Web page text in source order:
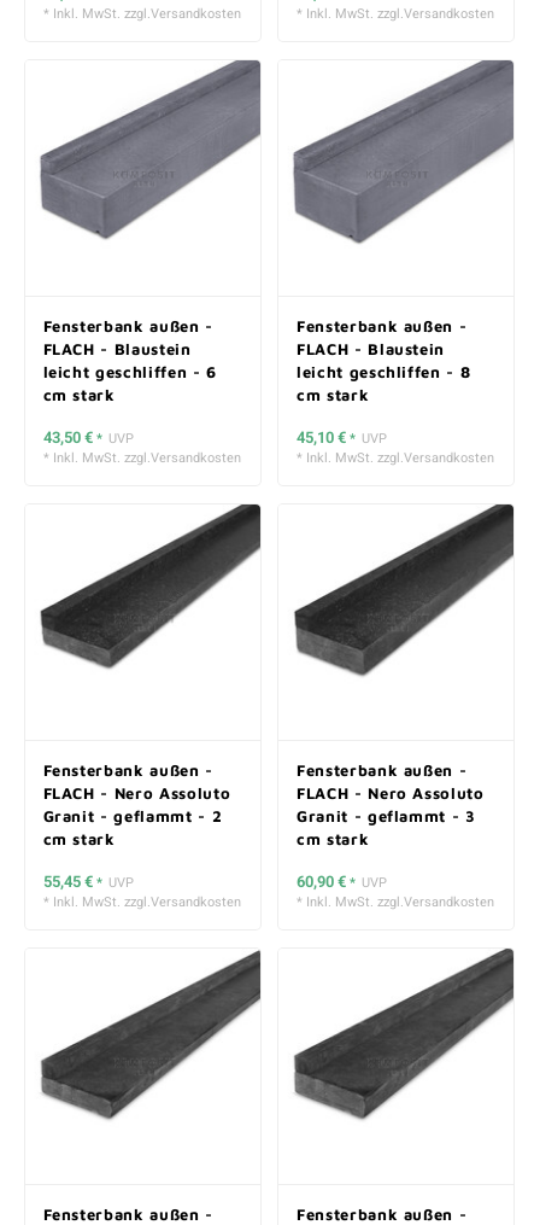
* Inkl. MwSt. zzgl.Versandkosten
* Inkl. MwSt. zzgl.Versandkosten
Fensterbank außen -
FLACH - Blaustein
leicht geschliffen - 6
cm stark
43,50 €* UVP
* Inkl. MwSt. zzgl.Versandkosten
Fensterbank außen -
FLACH - Blaustein
leicht geschliffen - 8
cm stark
45,10 €* UVP
* Inkl. MwSt. zzgl.Versandkosten
Fensterbank außen -
FLACH - Nero Assoluto
Granit - geflammt - 2
cm stark
55,45 €* UVP
* Inkl. MwSt. zzgl.Versandkosten
Fensterbank außen -
FLACH - Nero Assoluto
Granit - geflammt - 3
cm stark
60,90 €* UVP
* Inkl. MwSt. zzgl.Versandkosten
Fensterbank außen -
Fensterbank außen -